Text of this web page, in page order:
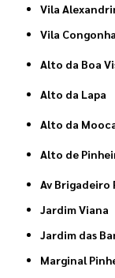
Vila
Vila
Alto da Boa
Alto da Lapa
Alto da
Alto de
Av
Jardim Viana
Jardim das
Marginal